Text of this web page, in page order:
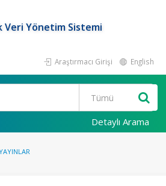
Veri Yönetim Sistemi
Araştırmacı Girişi English
Detaylı Arama